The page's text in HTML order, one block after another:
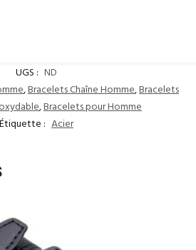
UGS : ND
,Bracelets Chaîne Homme,Bracelets
,Bracelets pour Homme
Étiquette : Acier